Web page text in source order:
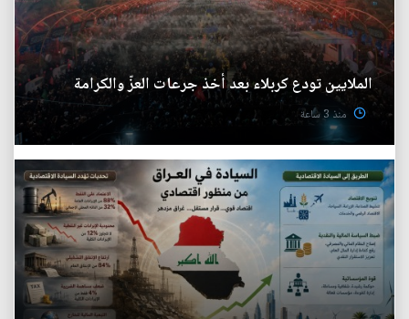
الملايين تودع كربلاء بعد أخذ جرعات العزّ والكرامة
منذ 3 ساعة